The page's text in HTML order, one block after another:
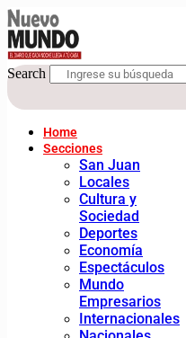
Search
Home
Secciones
San Juan
Locales
Cultura y
Sociedad
Deportes
Economía
Espectáculos
Mundo
Empresarios
Internacionales